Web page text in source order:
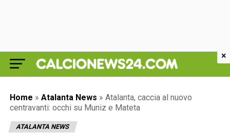
Home » Atalanta News » Atalanta, caccia al nuovo
centravanti: occhi su Muniz e Mateta
ATALANTA NEWS
×